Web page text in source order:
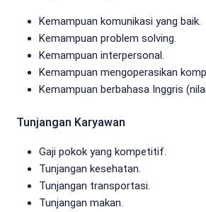
Kemampuan komunikasi yang baik.
Kemampuan problem solving.
Kemampuan interpersonal.
Kemampuan mengoperasikan
Kemampuan berbahasa Inggris
Tunjangan Karyawan
Gaji pokok yang kompetitif.
Tunjangan kesehatan.
Tunjangan transportasi.
Tunjangan makan.